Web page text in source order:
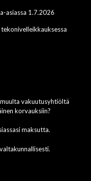
asiassa 1.7.2026
vakuutusyhtiöltä
korvauksiin?
maksutta.